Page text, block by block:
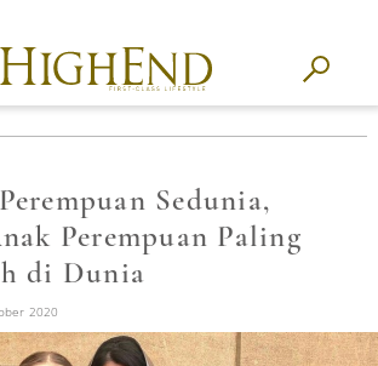
Sedunia,
Perempuan Paling
di Dunia
2020